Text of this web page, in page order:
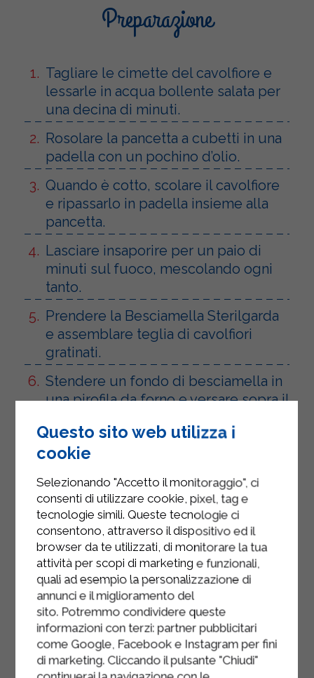
Preparazione
Tagliare le cimette del cavolfiore e
lessarle in acqua bollente salata per
una decina di minuti.
Rosolare la pancetta a cubetti in una
padella con un pochino d’olio.
Quando è cotto, scolare il cavolfiore
e ripassarlo in padella insieme alla
pancetta.
Lasciare insaporire per un paio di
minuti sul fuoco, mescolando ogni
tanto.
Prendere la Besciamella Sterilgarda
e assemblare teglia di cavolfiori
gratinati.
Stendere un fondo di besciamella in
una pirofila da forno e versare sopra il
Assicurarsi che la pancetta sia
distribuita in modo uniforme.
Completare versando tutta la
besciamella rimasta sopra il
composto.
Cospargere il tutto con formaggio
grattugiato e pangrattato.
Cuocere in forno per 35 minuti a 190
°C.
Sfornare e servire i Cavolfiori gratinati
ancora caldi.
Questo sito web utilizza i
cookie
Selezionando "Accetto il monitoraggio", ci
consenti di utilizzare cookie, pixel, tag e
tecnologie simili. Queste tecnologie ci
consentono, attraverso il dispositivo ed il
browser da te utilizzati, di monitorare la tua
attività per scopi di marketing e funzionali,
quali ad esempio la personalizzazione di
annunci e il miglioramento del
sito. Potremmo condividere queste
informazioni con terzi: partner pubblicitari
come Google, Facebook e Instagram per fini
di marketing. Cliccando il pulsante "Chiudi"